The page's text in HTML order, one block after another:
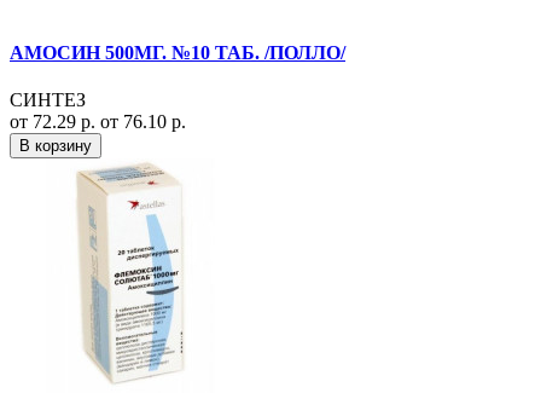
АМОСИН 500МГ. №10 ТАБ. /ПОЛЛО/
СИНТЕЗ
от 72.29 р. от 76.10 р.
В корзину